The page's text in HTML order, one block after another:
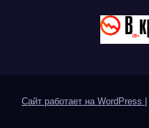
Сайт работает на WordPress